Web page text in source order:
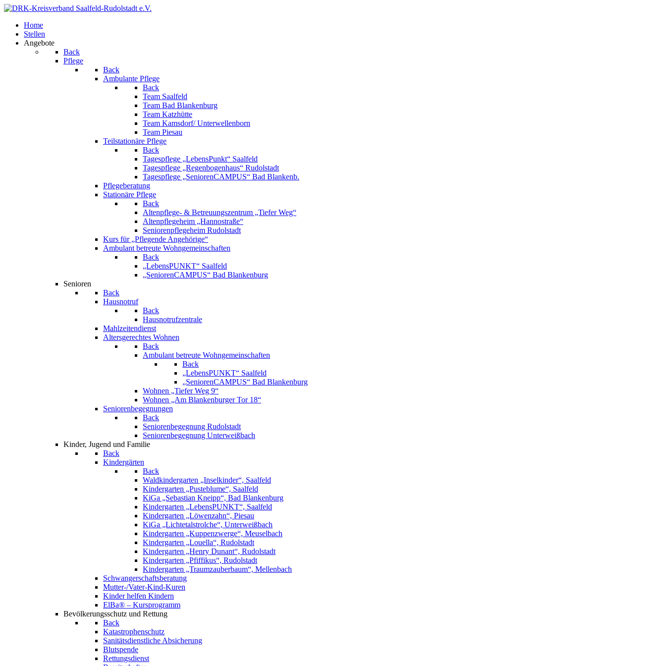
Home
Stellen
Angebote
Back
Pflege
Back
Ambulante Pflege
Back
Team Saalfeld
Team Bad Blankenburg
Team Katzhütte
Team Kamsdorf/ Unterwellenborn
Team Piesau
Teilstationäre Pflege
Back
Tagespflege „LebensPunkt“ Saalfeld
Tagespflege „Regenbogenhaus“ Rudolstadt
Tagespflege „SeniorenCAMPUS“ Bad Blankenb.
Pflegeberatung
Stationäre Pflege
Back
Altenpflege- & Betreuungszentrum „Tiefer Weg“
Altenpflegeheim „Hannostraße“
Seniorenpflegeheim Rudolstadt
Kurs für „Pflegende Angehörige“
Ambulant betreute Wohngemeinschaften
Back
„LebensPUNKT“ Saalfeld
„SeniorenCAMPUS“ Bad Blankenburg
Senioren
Back
Hausnotruf
Back
Hausnotrufzentrale
Mahlzeitendienst
Altersgerechtes Wohnen
Back
Ambulant betreute Wohngemeinschaften
Back
„LebensPUNKT“ Saalfeld
„SeniorenCAMPUS“ Bad Blankenburg
Wohnen „Tiefer Weg 9“
Wohnen „Am Blankenburger Tor 18“
Seniorenbegegnungen
Back
Seniorenbegegnung Rudolstadt
Seniorenbegegnung Unterweißbach
Kinder, Jugend und Familie
Back
Kindergärten
Back
Waldkindergarten „Inselkinder“, Saalfeld
Kindergarten „Pusteblume“, Saalfeld
KiGa „Sebastian Kneipp“, Bad Blankenburg
Kindergarten „LebensPUNKT“, Saalfeld
Kindergarten „Löwenzahn“, Piesau
KiGa „Lichtetalstrolche“, Unterweißbach
Kindergarten „Kuppenzwerge“, Meuselbach
Kindergarten „Louella“, Rudolstadt
Kindergarten „Henry Dunant“, Rudolstadt
Kindergarten „Pfiffikus“, Rudolstadt
Kindergarten „Traumzauberbaum“, Mellenbach
Schwangerschaftsberatung
Mutter-/Vater-Kind-Kuren
Kinder helfen Kindern
ElBa® – Kursprogramm
Bevölkerungsschutz und Rettung
Back
Katastrophenschutz
Sanitätsdienstliche Absicherung
Blutspende
Rettungsdienst